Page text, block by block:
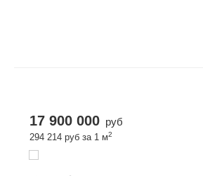
17 900 000 руб
294 214 руб за 1 м2